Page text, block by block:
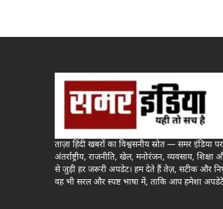
ताज़ा हिंदी खबरों का विश्वसनीय स्रोत — समर इंडिया पर
अंतर्राष्ट्रीय, राजनीति, खेल, मनोरंजन, व्यवसाय, शिक्षा
से जुड़ी हर जरूरी अपडेट। हम देते हैं तेज़, सटीक और
वह भी सरल और स्पष्ट भाषा में, ताकि आप हमेशा